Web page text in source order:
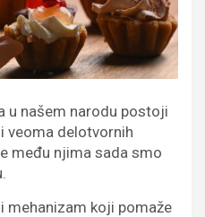
u našem narodu postoji
veoma delotvornih
među njima sada smo
koji pomaže